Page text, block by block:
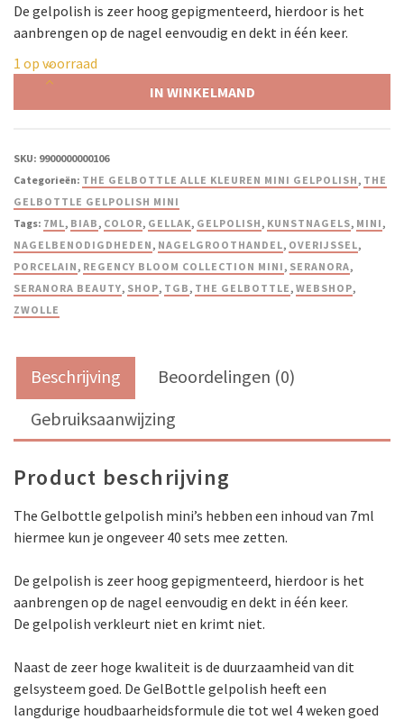
De gelpolish is zeer hoog gepigmenteerd, hierdoor is het
aanbrengen op de nagel eenvoudig en dekt in één keer.
1 op voorraad
IN WINKELMAND
SKU: 9900000000106
Categorieën: THE GELBOTTLE ALLE KLEUREN MINI GELPOLISH, THE
GELBOTTLE GELPOLISH MINI
Tags: 7ML, BIAB, COLOR, GELLAK, GELPOLISH, KUNSTNAGELS, MINI,
NAGELBENODIGDHEDEN, NAGELGROOTHANDEL, OVERIJSSEL,
PORCELAIN, REGENCY BLOOM COLLECTION MINI, SERANORA,
SERANORA BEAUTY, SHOP, TGB, THE GELBOTTLE, WEBSHOP,
ZWOLLE
Beschrijving
Beoordelingen (0)
Gebruiksaanwijzing
Product beschrijving
The Gelbottle gelpolish mini’s hebben een inhoud van 7ml
hiermee kun je ongeveer 40 sets mee zetten.
De gelpolish is zeer hoog gepigmenteerd, hierdoor is het
aanbrengen op de nagel eenvoudig en dekt in één keer.
De gelpolish verkleurt niet en krimt niet.
Naast de zeer hoge kwaliteit is de duurzaamheid van dit
gelsysteem goed. De GelBottle gelpolish heeft een
langdurige houdbaarheidsformule die tot wel 4 weken goed